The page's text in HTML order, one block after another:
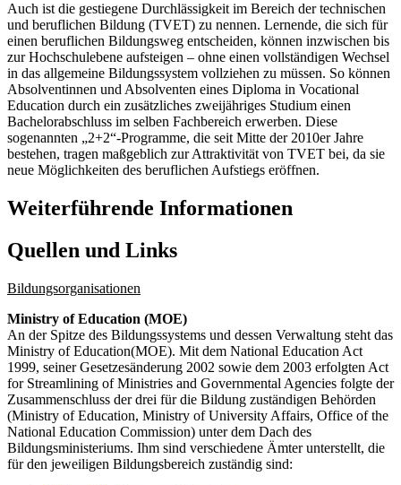
Auch ist die gestiegene Durchlässigkeit im Bereich der technischen
und beruflichen Bildung (TVET) zu nennen. Lernende, die sich für
einen beruflichen Bildungsweg entscheiden, können inzwischen bis
zur Hochschulebene aufsteigen – ohne einen vollständigen Wechsel
in das allgemeine Bildungssystem vollziehen zu müssen. So können
Absolventinnen und Absolventen eines Diploma in Vocational
Education durch ein zusätzliches zweijähriges Studium einen
Bachelorabschluss im selben Fachbereich erwerben. Diese
sogenannten „2+2“-Programme, die seit Mitte der 2010er Jahre
bestehen, tragen maßgeblich zur Attraktivität von TVET bei, da sie
neue Möglichkeiten des beruflichen Aufstiegs eröffnen.
Weiterführende Informationen
Quellen und Links
Bildungsorganisationen
Ministry of Education (MOE)
An der Spitze des Bildungssystems und dessen Verwaltung steht das
Ministry of Education(MOE). Mit dem National Education Act
1999, seiner Gesetzesänderung 2002 sowie dem 2003 erfolgten Act
for Streamlining of Ministries and Governmental Agencies folgte der
Zusammenschluss der drei für die Bildung zuständigen Behörden
(Ministry of Education, Ministry of University Affairs, Office of the
National Education Commission) unter dem Dach des
Bildungsministeriums. Ihm sind verschiedene Ämter unterstellt, die
für den jeweiligen Bildungsbereich zuständig sind: